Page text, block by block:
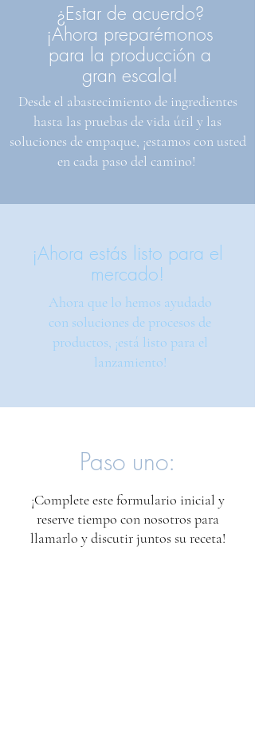
¿Estar de acuerdo?
¡Ahora preparémonos
para la producción a
gran escala!
Desde el abastecimiento de ingredientes
hasta las pruebas de vida útil y las
soluciones de empaque, ¡estamos con usted
en cada paso del camino!
¡Ahora estás listo para el
mercado!
Ahora que lo hemos ayudado
con soluciones de procesos de
productos, ¡está listo para el
lanzamiento!
Paso uno:
¡Complete este formulario inicial y
reserve tiempo con nosotros para
llamarlo y discutir juntos su receta!